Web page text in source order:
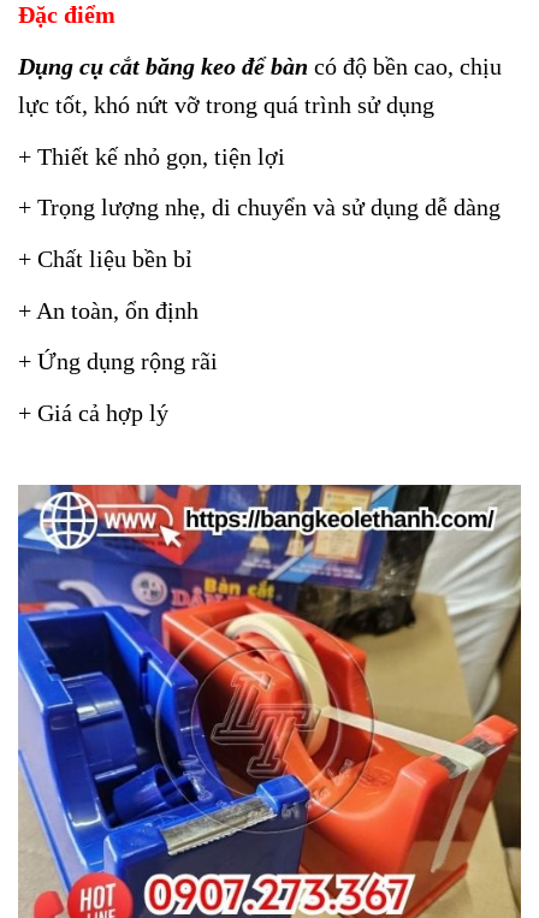
Đặc điểm
Dụng cụ cắt băng keo để bàn có độ bền cao, chịu
lực tốt, khó nứt vỡ trong quá trình sử dụng
+ Thiết kế nhỏ gọn, tiện lợi
+ Trọng lượng nhẹ, di chuyển và sử dụng dễ dàng
+ Chất liệu bền bỉ
+ An toàn, ổn định
+ Ứng dụng rộng rãi
+ Giá cả hợp lý